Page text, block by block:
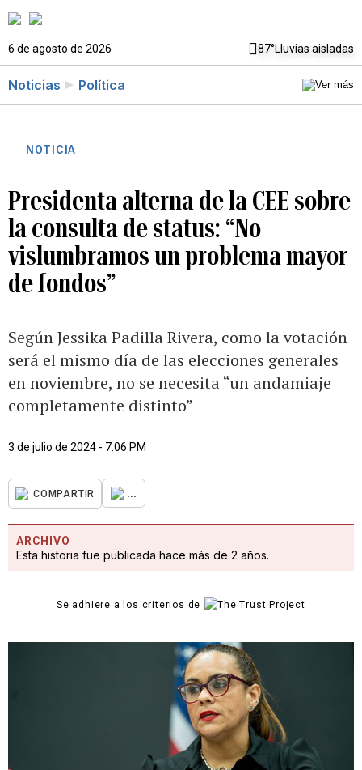
6 de agosto de 2026 87°Lluvias aisladas
Noticias Política
NOTICIA
Presidenta alterna de la CEE sobre
la consulta de status: “No
vislumbramos un problema mayor
de fondos”
Según Jessika Padilla Rivera, como la votación
será el mismo día de las elecciones generales
en noviembre, no se necesita “un andamiaje
completamente distinto”
3 de julio de 2024 - 7:06 PM
COMPARTIR ...
ARCHIVO
Esta historia fue publicada hace más de 2 años.
Se adhiere a los criterios de